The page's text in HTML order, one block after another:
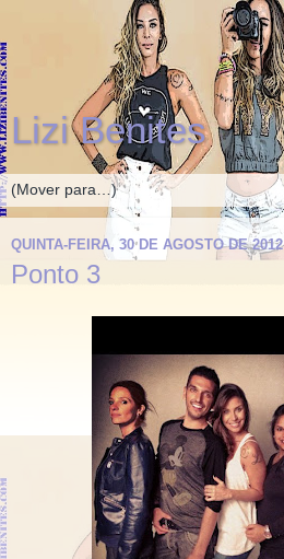
Lizi Benites
QUINTA-FEIRA, 30 DE AGOSTO DE 2012
Ponto 3